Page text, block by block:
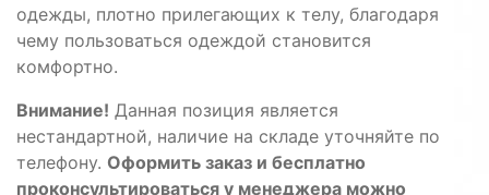
одежды, плотно прилегающих к телу, благодаря
чему пользоваться одеждой становится
комфортно.
Внимание! Данная позиция является
нестандартной, наличие на складе уточняйте по
телефону. Оформить заказ и бесплатно
проконсультироваться у менеджера можно